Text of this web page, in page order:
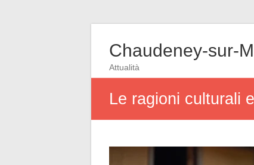
Chaudeney-sur-
Attualità
Le ragioni culturali